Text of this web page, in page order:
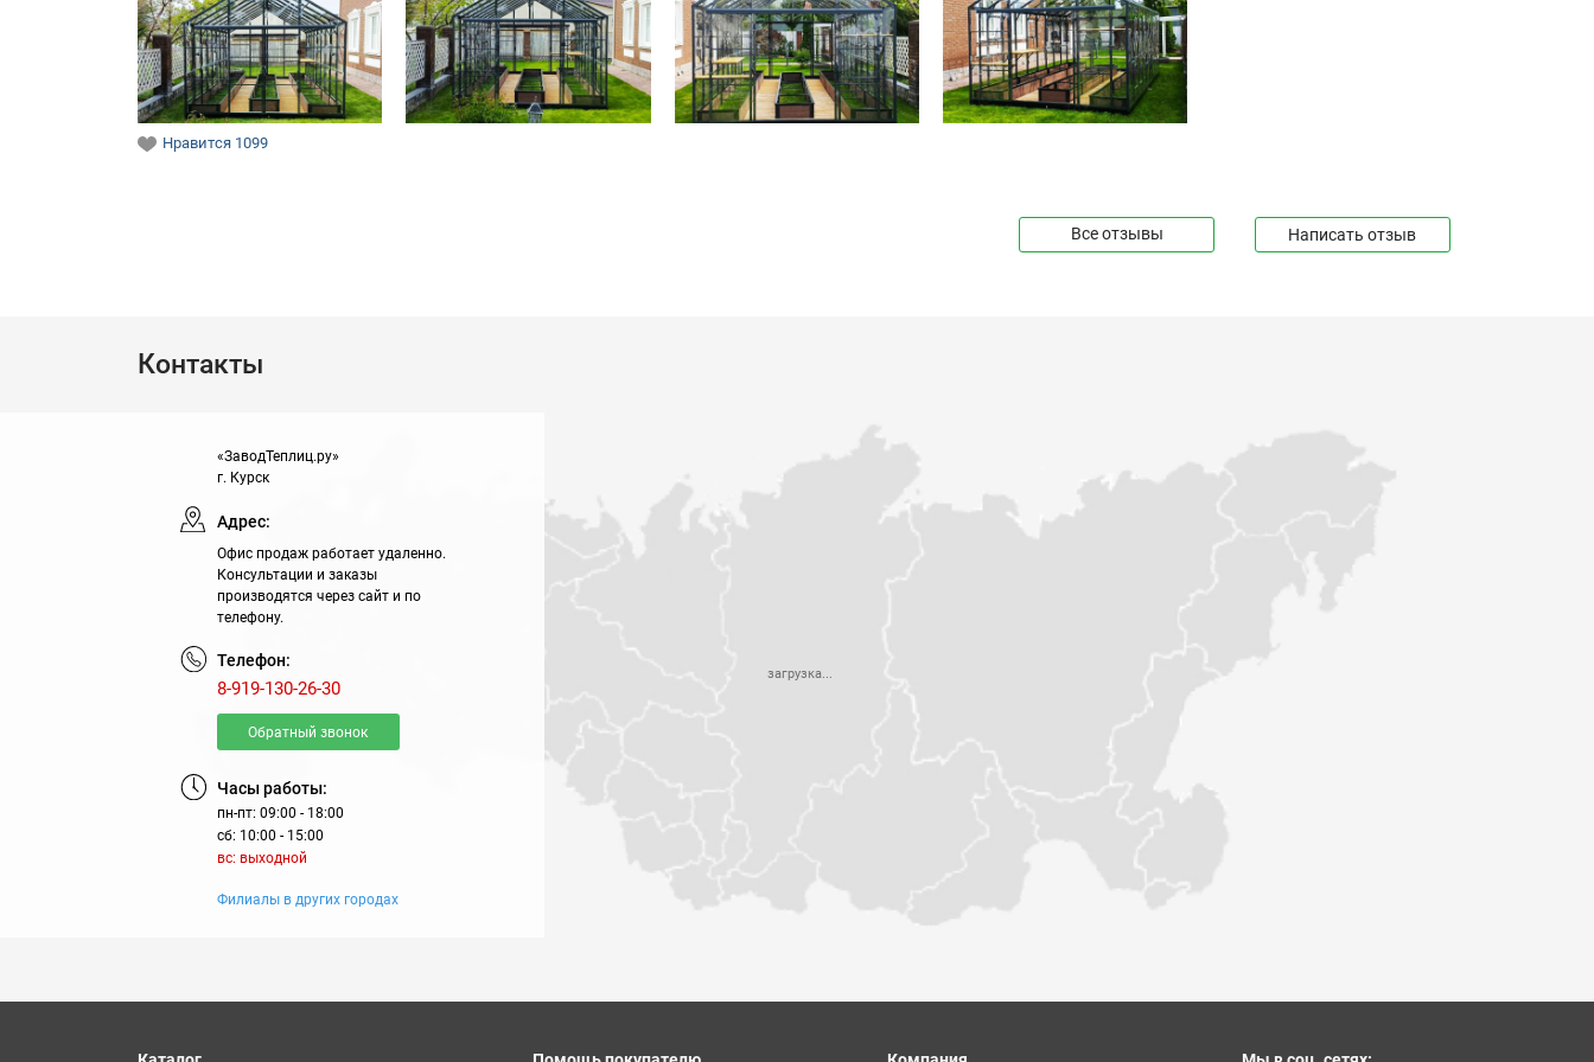
Нравится 1099
Написать отзыв
Все отзывы
Контакты
«ЗаводТеплиц.ру»
г. Курск
Адрес:
Офис продаж работает удаленно.
Консультации и заказы
производятся через сайт и по
телефону.
Телефон:
8-919-130-26-30
Обратный звонок
Часы работы:
пн-пт: 09:00 - 18:00
сб: 10:00 - 15:00
вс: выходной
Филиалы в других городах
загрузка...